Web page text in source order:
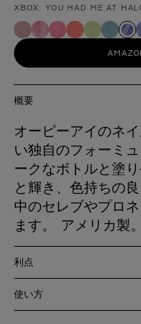
製品形態
XBOX: YOU HAD ME AT
概要
オーピーアイのネ
い独自のフォーミ
ークなボトルと塗
と輝き、色持ちの
中のセレブやプロ
ます。 アメリカ製。
利点
使い方